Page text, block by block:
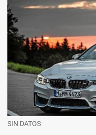
SIN DATOS